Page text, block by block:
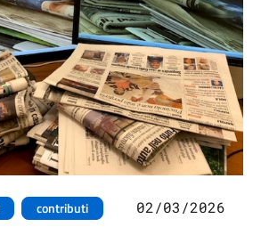
contributi
02/03/2026